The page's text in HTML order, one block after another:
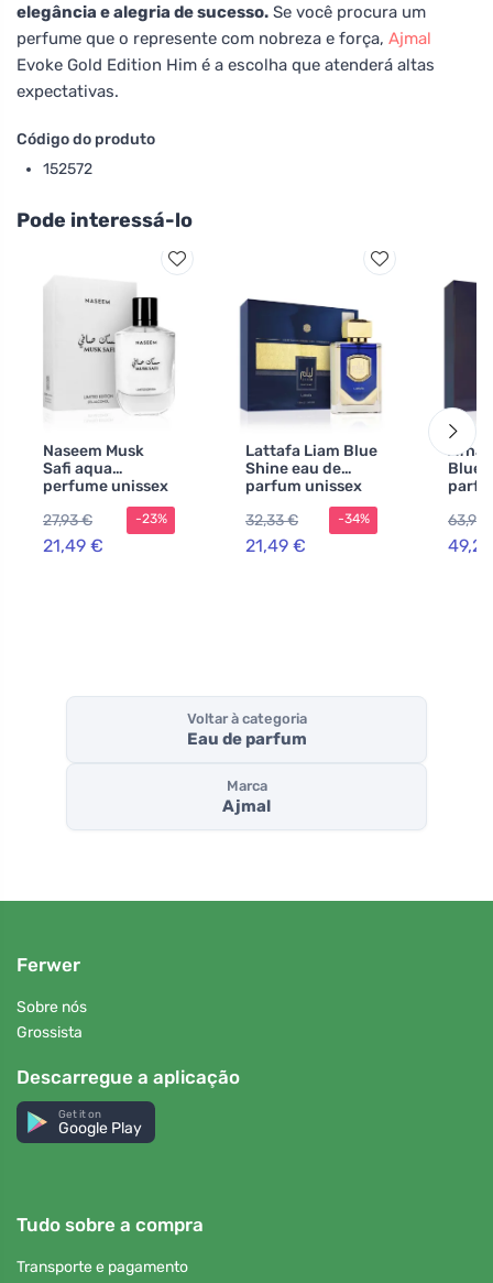
elegância e alegria de sucesso. Se você procura um
perfume que o represente com nobreza e força, Ajmal
Evoke Gold Edition Him é a escolha que atenderá altas
expectativas.
Código do produto
152572
Pode interessá-lo
Naseem Musk
Safi aqua
perfume unissex
27,93 €
21,49 €
-23%
Lattafa Liam Blue
Shine eau de
parfum unissex
32,33 €
21,49 €
-34%
Blue
63,98
Voltar à categoria
Eau de parfum
Marca
Ajmal
Ferwer
Sobre nós
Grossista
Descarregue a aplicação
Get it on
Google Play
Tudo sobre a compra
Transporte e pagamento